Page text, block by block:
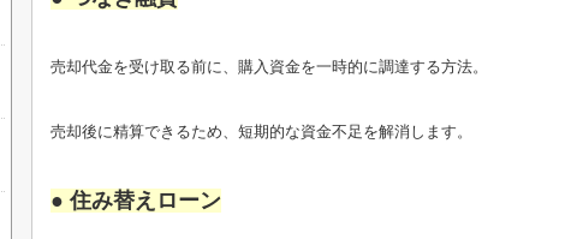
売却代金を受け取る前に、購入資金を一時的に調達する方法。
売却後に精算できるため、短期的な資金不足を解消します。
● 住み替えローン